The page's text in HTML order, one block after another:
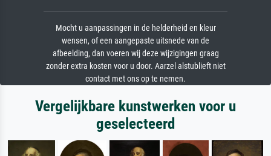
Mocht u aanpassingen in de helderheid en kleur
wensen, of een aangepaste uitsnede van de
afbeelding, dan voeren wij deze wijzigingen graag
zonder extra kosten voor u door. Aarzel alstublieft niet
contact met ons op te nemen.
Vergelijkbare kunstwerken voor u
geselecteerd